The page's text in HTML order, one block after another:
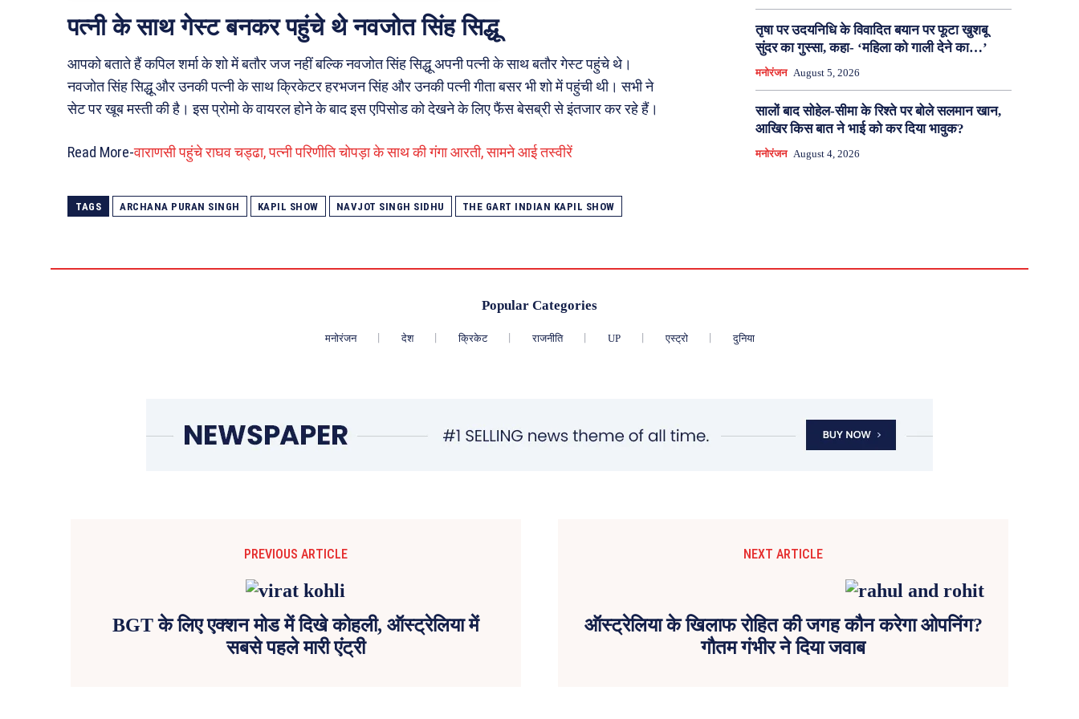
पत्नी के साथ गेस्ट बनकर पहुंचे थे नवजोत सिंह सिद्धू
आपको बताते हैं कपिल शर्मा के शो में बतौर जज नहीं बल्कि नवजोत सिंह सिद्धू अपनी पत्नी के साथ बतौर गेस्ट पहुंचे थे।
नवजोत सिंह सिद्धू और उनकी पत्नी के साथ क्रिकेटर हरभजन सिंह और उनकी पत्नी गीता बसर भी शो में पहुंची थी। सभी ने
सेट पर खूब मस्ती की है। इस प्रोमो के वायरल होने के बाद इस एपिसोड को देखने के लिए फैंस बेसब्री से इंतजार कर रहे हैं।
Read More-वाराणसी पहुंचे राघव चड्ढा, पत्नी परिणीति चोपड़ा के साथ की गंगा आरती, सामने आई तस्वीरें
TAGS ARCHANA PURAN SINGH KAPIL SHOW NAVJOT SINGH SIDHU THE GART INDIAN KAPIL SHOW
तृषा पर उदयनिधि के विवादित बयान पर फूटा खुशबू
सुंदर का गुस्सा, कहा- ‘महिला को गाली देने का…’
मनोरंजन August 5, 2026
सालों बाद सोहेल-सीमा के रिश्ते पर बोले सलमान खान,
आखिर किस बात ने भाई को कर दिया भावुक?
मनोरंजन August 4, 2026
Popular Categories
मनोरंजन देश क्रिकेट राजनीति UP एस्ट्रो दुनिया
PREVIOUS ARTICLE
BGT के लिए एक्शन मोड में दिखे कोहली, ऑस्ट्रेलिया में
सबसे पहले मारी एंट्री
NEXT ARTICLE
ऑस्ट्रेलिया के खिलाफ रोहित की जगह कौन करेगा ओपनिंग?
गौतम गंभीर ने दिया जवाब